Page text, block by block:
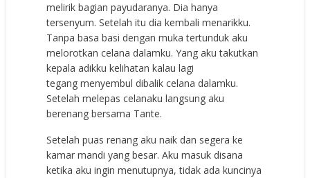
melirik bagian payudaranya. Dia hanya
tersenyum. Setelah itu dia kembali menarikku.
Tanpa basa basi dengan muka tertunduk aku
melorotkan celana dalamku. Yang aku takutkan
kepala adikku kelihatan kalau lagi
tegang menyembul dibalik celana dalamku.
Setelah melepas celanaku langsung aku
berenang bersama Tante.
Setelah puas renang aku naik dan segera ke
kamar mandi yang besar. Aku masuk disana
ketika aku ingin menutupnya, tidak ada kuncinya